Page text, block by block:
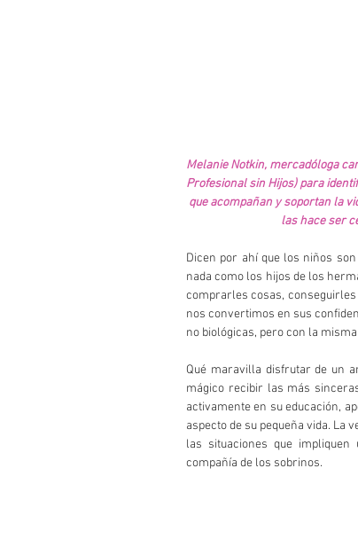
Melanie Notkin, mercadóloga
Profesional sin Hijos) para
que acompañan y soportan la
las hace ser
Dicen por ahí que los niños
nada como los hijos de los
comprarles cosas,
nos convertimos en sus
no biológicas, pero con la
Qué maravilla disfrutar de un
mágico recibir las más
activamente en su educación,
aspecto de su pequeña vida. La
las situaciones que
compañía de los sobrinos.